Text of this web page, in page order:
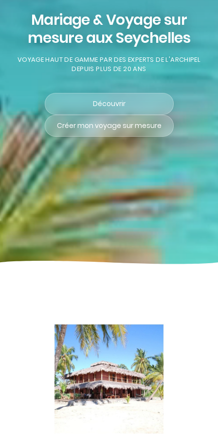
Mariage & Voyage sur
mesure aux Seychelles
VOYAGE HAUT DE GAMME PAR DES EXPERTS DE L'ARCHIPEL
DEPUIS PLUS DE 20 ANS
Découvrir
Créer mon voyage sur mesure